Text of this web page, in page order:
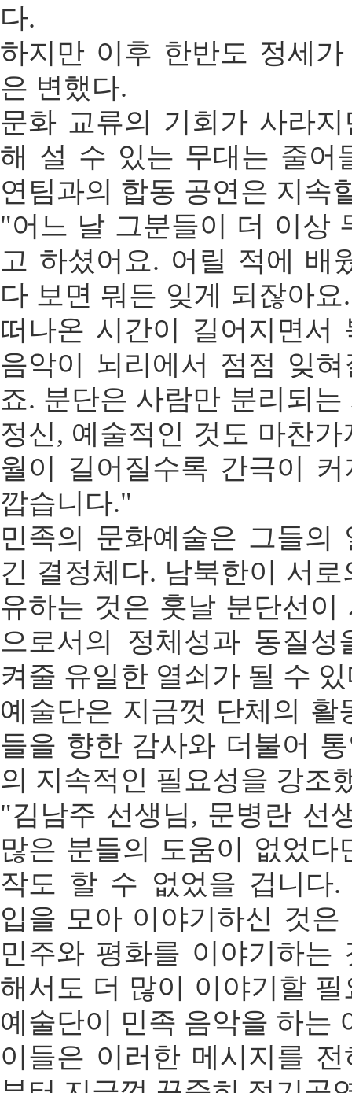
다.
하지만 이후 한반도 정세
은 변했다.
문화 교류의 기회가 사라
해 설 수 있는 무대는 줄어
연팀과의 합동 공연은 지속
"어느 날 그분들이 더 이상
고 하셨어요. 어릴 적에 배
다 보면 뭐든 잊게 되잖아
떠나온 시간이 길어지면서
음악이 뇌리에서 점점 잊
죠. 분단은 사람만 분리되
정신, 예술적인 것도 마찬
월이 길어질수록 간극이
깝습니다."
민족의 문화예술은 그들의
긴 결정체다. 남북한이 서
유하는 것은 훗날 분단선이
으로서의 정체성과 동질
켜줄 유일한 열쇠가 될 수
예술단은 지금껏 단체의 활
들을 향한 감사와 더불어
의 지속적인 필요성을 강조
"김남주 선생님, 문병란 선
많은 분들의 도움이 없었다
작도 할 수 없었을 겁니다.
입을 모아 이야기하신 것은
민주와 평화를 이야기하는
해서도 더 많이 이야기할
예술단이 민족 음악을 하는
이들은 이러한 메시지를